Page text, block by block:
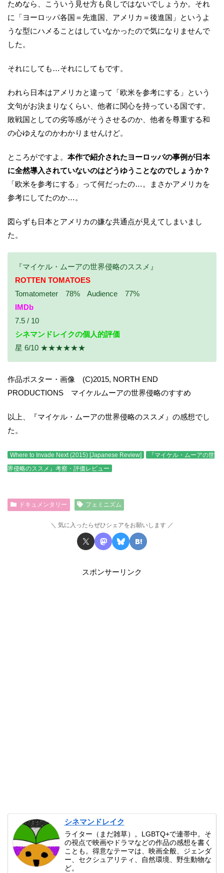
ためなら、こういう見せ方も良しではないでしょうか。それ
に「ヨーロッパ各国＝先進国、アメリカ＝後進国」というよ
うな型にハメることはしていなかったので気になりませんで
した。
それにしても…それにしてもです。
われら日本はアメリカと違って「欧米を参考にする」という
文句がお決まりなくらい、他者に関心を持っている国です。
敗戦国としての劣等感がそうさせるのか、他者を尊重する和
の心ゆえなのかわかりませんけど。
ところがですよ。 本作で紹介されたヨーロッパの事例が日本
に全然導入されていないのはどうゆうことなのでしょうか？
「欧米を参考にする」って何だったの…。まさかアメリカを
参考にしてたのか…。
図らずも日本とアメリカの嫌な共通点が見えてしまいまし
た。
『マイケル・ムーアの世界侵略のススメ』
ROTTEN TOMATOES
Tomatometer 78% Audience 77%
IMDb
7.5 / 10
シネマンドレイクの個人的評価
星 6/10 ★★★★★★
作品ポスター・画像 (C)2015, NORTH END
PRODUCTIONS マイケルムーアの世界侵略のすすめ
以上、『マイケル・ムーアの世界侵略のススメ』の感想でし
た。
Where to Invade Next (2015) [Japanese Review]
『マイケル・ムーアの世
界侵略のススメ』考察・評価レビュー
ドキュメンタリー フェミニズム
気に入ったらぜひシェアをお願いします
スポンサーリンク
シネマンドレイク
ライター（まだ雑草）。LGBTQ+で連帯中。そ
の視点で映画やドラマなどの作品の感想を書く
ことも。得意なテーマは、映画全般、ジェンダ
ー、セクシュアリティ、自然環境、野生動物な
ど。